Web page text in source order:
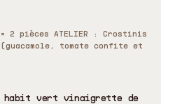
pièces ATELIER : Crostinis
tomate confite et
habit vert vinaigrette de